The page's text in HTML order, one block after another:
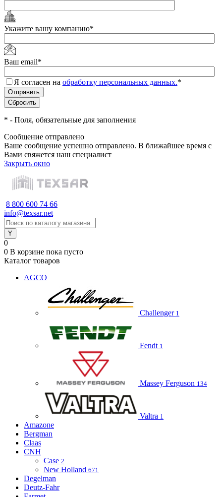
Укажите вашу компанию*
Ваш email*
Я согласен на обработку персональных данных.*
* - Поля, обязательные для заполнения
Сообщение отправлено
Ваше сообщение успешно отправлено. В ближайшее время с
Вами свяжется наш специалист
Закрыть окно
8 800 600 74 66
info@texsar.net
0
0 В корзине пока пусто
Каталог товаров
AGCO
Challenger 1
Fendt 1
Massey Ferguson 134
Valtra 1
Amazone
Bergman
Claas
CNH
Case 2
New Holland 671
Degelman
Deutz-Fahr